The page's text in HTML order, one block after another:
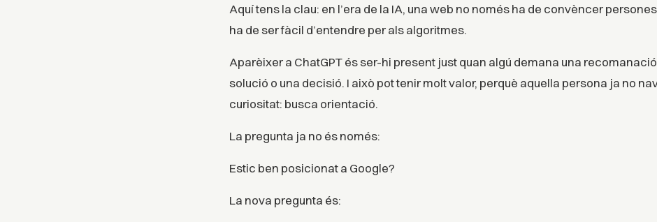
Aquí tens la clau: en l’era de la IA, una web no només ha de convèncer
ha de ser fàcil d’entendre per als algoritmes.
Aparèixer a ChatGPT és ser-hi present just quan algú demana una
solució o una decisió. I això pot tenir molt valor, perquè aquella persona ja no
curiositat: busca orientació.
La pregunta ja no és només:
Estic ben posicionat a Google?
La nova pregunta és: